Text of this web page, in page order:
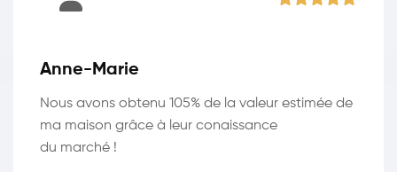
Anne-Marie
Nous avons obtenu 105% de la valeur estimée de
ma maison grâce à leur conaissance
du marché !